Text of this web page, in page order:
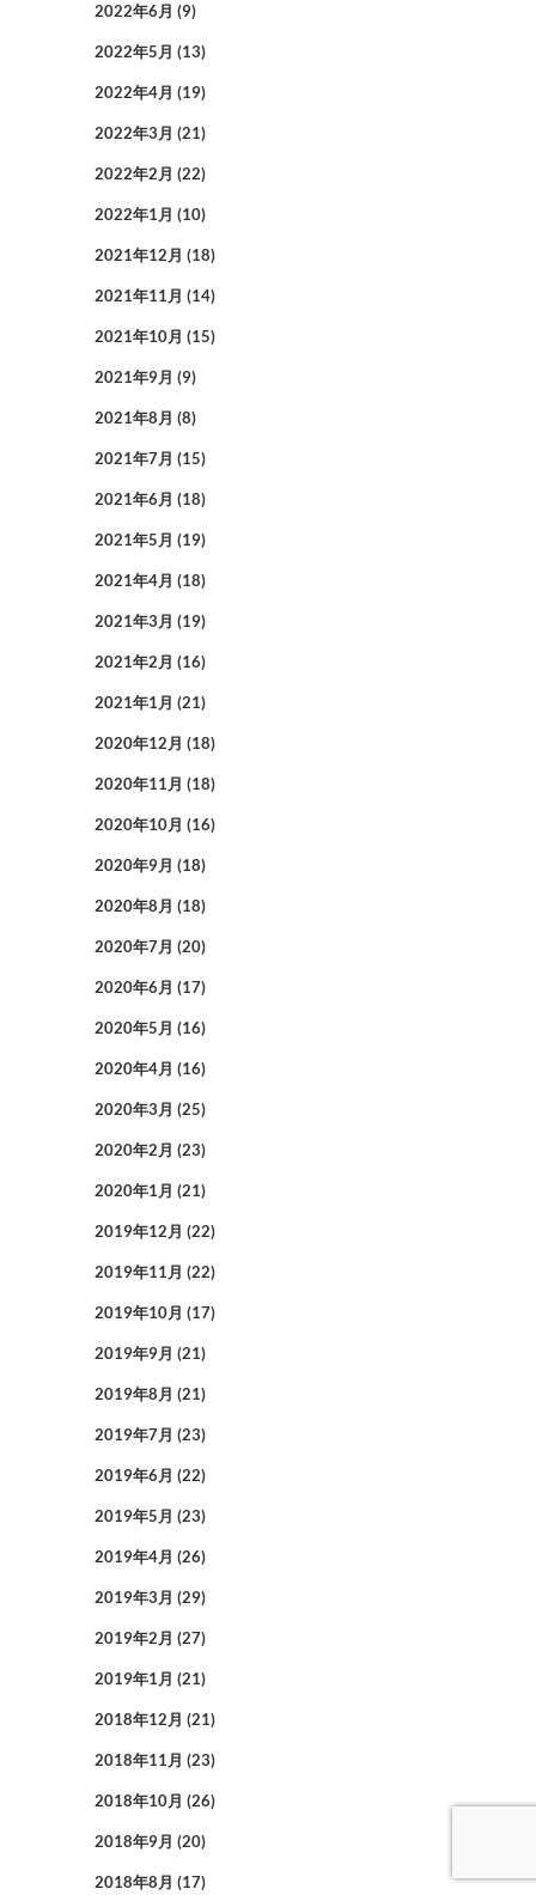
2022年6月 (9)
2022年5月 (13)
2022年4月 (19)
2022年3月 (21)
2022年2月 (22)
2022年1月 (10)
2021年12月 (18)
2021年11月 (14)
2021年10月 (15)
2021年9月 (9)
2021年8月 (8)
2021年7月 (15)
2021年6月 (18)
2021年5月 (19)
2021年4月 (18)
2021年3月 (19)
2021年2月 (16)
2021年1月 (21)
2020年12月 (18)
2020年11月 (18)
2020年10月 (16)
2020年9月 (18)
2020年8月 (18)
2020年7月 (20)
2020年6月 (17)
2020年5月 (16)
2020年4月 (16)
2020年3月 (25)
2020年2月 (23)
2020年1月 (21)
2019年12月 (22)
2019年11月 (22)
2019年10月 (17)
2019年9月 (21)
2019年8月 (21)
2019年7月 (23)
2019年6月 (22)
2019年5月 (23)
2019年4月 (26)
2019年3月 (29)
2019年2月 (27)
2019年1月 (21)
2018年12月 (21)
2018年11月 (23)
2018年10月 (26)
2018年9月 (20)
2018年8月 (17)